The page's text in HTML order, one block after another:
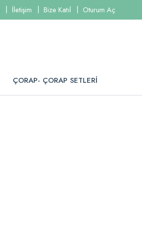
İletişim Bize Katıl Oturum Aç
ÇORAP- ÇORAP SETLERİ